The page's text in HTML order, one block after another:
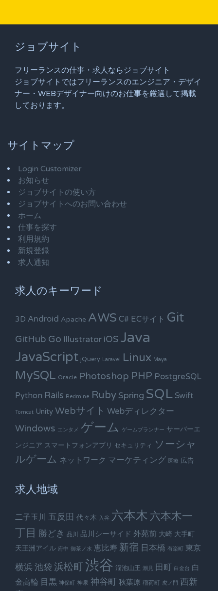
ジョブサイト
フリーランスの仕事・求人ならジョブサイト
ジョブサイトではフリーランスのエンジニア・デザイ
ナー・WEBデザイナー向けのお仕事を厳選して掲載
しております。
サイトマップ
Login Customizer
お知らせ
ジョブサイトの使い方
ジョブサイトへのお問い合わせ
ホーム
仕事を探す
利用規約
新規登録
求人通知
求人のキーワード
3D Android Apache AWS C# ECサイト Git
GitHub Go Illustrator iOS Java
JavaScript jQuery Laravel Linux Maya
MySQL Oracle Photoshop PHP PostgreSQL
Python Rails Redmine Ruby Spring SQL Swift
Tomcat Unity Webサイト Webディレクター
Windows エンタメ ゲーム ゲームプランナー サーバーエ
ンジニア スマートフォンアプリ セキュリティ
ソーシャ
ルゲーム ネットワーク マーケティング 医療 広告
求人地域
二子玉川 五反田 代々木 入谷 六本木 六本木一
丁目 勝どき 品川 品川シーサイド 外苑前 大崎 大手町
天王洲アイル 府中 御茶ノ水 恵比寿 新宿 日本橋 有楽町 東京
横浜 池袋 浜松町 渋谷 溜池山王 潮見 田町 白金台 白
金高輪 目黒 神保町 神泉 神谷町 秋葉原 稲荷町 虎ノ門 西新